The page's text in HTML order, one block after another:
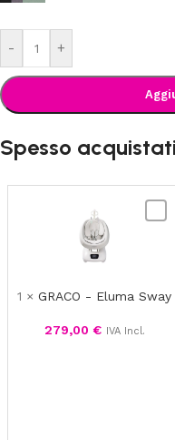
- +
Spesso
1 × GRACO - Eluma Sway
279,00 € IVA Incl.